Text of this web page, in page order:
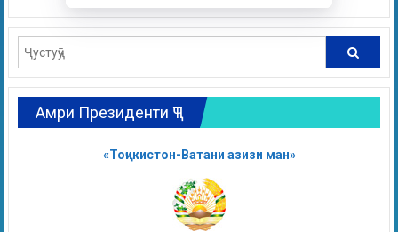
Амри Президенти ҶТ
«Тоҷикистон-Ватани азизи ман»